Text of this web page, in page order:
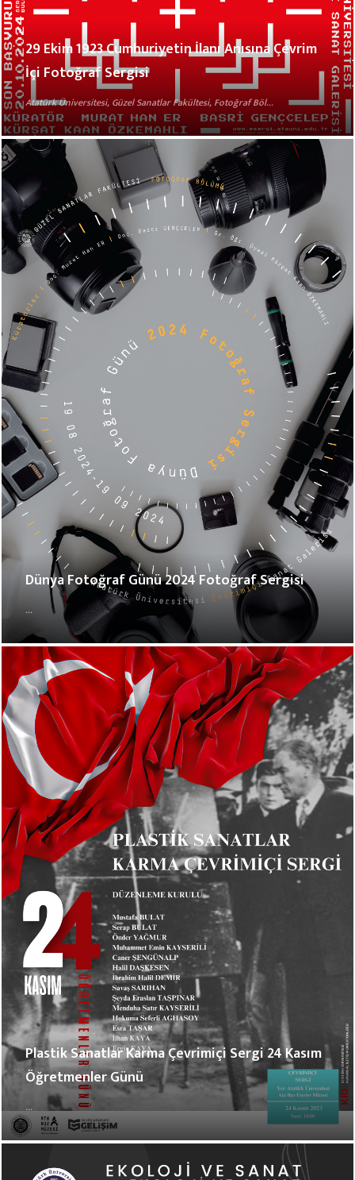
29 Ekim 1923 Cumhuriyetin İlanı Anısına Çevrim
İçi Fotoğraf Sergisi
Atatürk Üniversitesi, Güzel Sanatlar Fakültesi, Fotoğraf Böl...
Dünya Fotoğraf Günü 2024 Fotoğraf Sergisi
...
Plastik Sanatlar Karma Çevrimiçi Sergi 24 Kasım
Öğretmenler Günü
...